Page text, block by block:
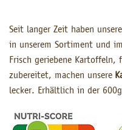
Seit langer Zeit haben unsere
in unserem Sortiment und
Frisch geriebene
zubereitet, machen unsere
lecker. Erhältlich in der